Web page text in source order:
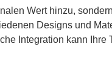
Wert hinzu,
Designs und
Integration kann